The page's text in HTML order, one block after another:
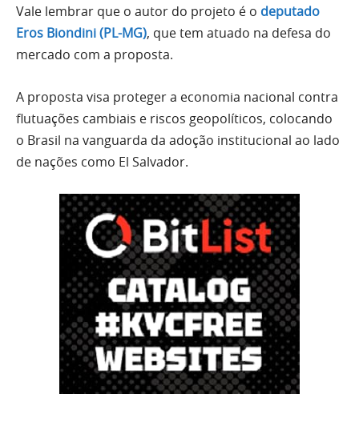
Vale lembrar que o autor do projeto é o deputado
Eros Biondini (PL-MG), que tem atuado na defesa do
mercado com a proposta.
A proposta visa proteger a economia nacional contra
flutuações cambiais e riscos geopolíticos, colocando
o Brasil na vanguarda da adoção institucional ao lado
de nações como El Salvador.